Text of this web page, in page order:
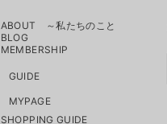
ABOUT ～私たちのこと
BLOG
MEMBERSHIP
GUIDE
MYPAGE
SHOPPING GUIDE